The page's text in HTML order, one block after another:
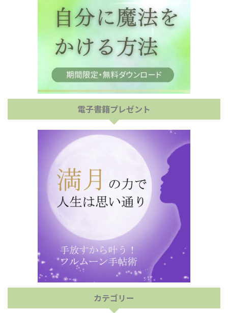
電子書籍プレゼント
カテゴリー